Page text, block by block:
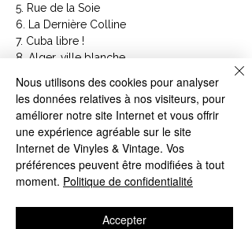
5. Rue de la Soie
6. La Dernière Colline
7. Cuba libre !
8. Alger, ville blanche
Voici le second volume de la célèbre saga
de Régine Deforges, La Bicyclette bleue.
Un roman qui plonge l'héroïne Léa Delmas
dans la tourmente et les affres de
l'Occupation. En cette année 1942, les
habitants du domaine de Montignac sont
victimes de maints deuils et privations.
Nous utilisons des cookies pour analyser
les données relatives à nos visiteurs, pour
améliorer notre site Internet et vous offrir
une expérience agréable sur le site
Internet de Vinyles & Vintage. Vos
préférences peuvent être modifiées à tout
moment. Politique de confidentialité
Accepter